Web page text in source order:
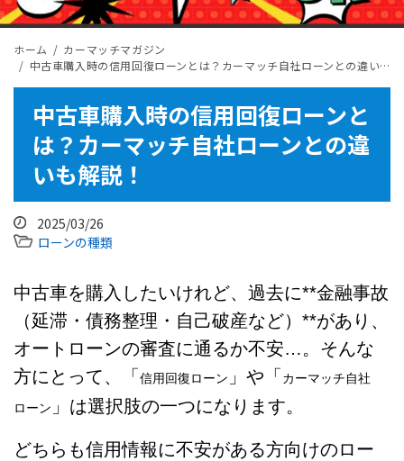
ホーム
カーマッチマガジン
中古車購入時の信用回復ローンとは？カーマッチ自社ローンとの違いも解説！
中古車購入時の信用回復ローンと
は？カーマッチ自社ローンとの違
いも解説！
2025/03/26
ローンの種類
中古車を購入したいけれど、過去に**金融事故
（延滞・債務整理・自己破産など）**があり、
オートローンの審査に通るか不安…。そんな
方にとって、「 信用回復ローン 」や「 カーマッチ自社
ローン 」は選択肢の一つになります。
どちらも信用情報に不安がある方向けのロー